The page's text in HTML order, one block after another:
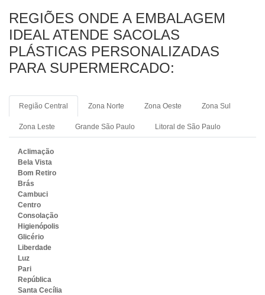
REGIÕES ONDE A EMBALAGEM
IDEAL ATENDE SACOLAS
PLÁSTICAS PERSONALIZADAS
PARA SUPERMERCADO:
Região Central Zona Norte Zona Oeste Zona Sul
Zona Leste Grande São Paulo Litoral de São Paulo
Aclimação
Bela Vista
Bom Retiro
Brás
Cambuci
Centro
Consolação
Higienópolis
Glicério
Liberdade
Luz
Pari
República
Santa Cecília